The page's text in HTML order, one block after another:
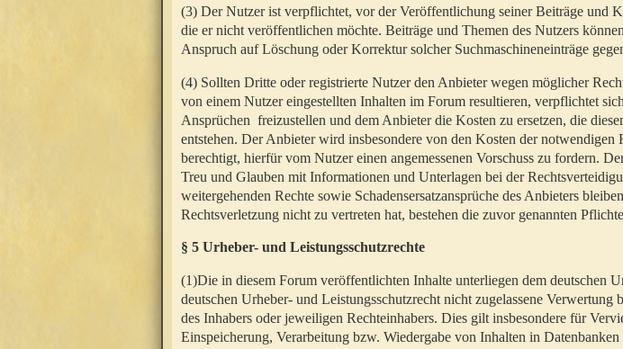
(3) Der Nutzer ist verpflichtet, vor der Veröffentlichung seiner Beiträge und
die er nicht veröffentlichen möchte. Beiträge und Themen des Nutzers
Anspruch auf Löschung oder Korrektur solcher Suchmaschineneinträge
(4) Sollten Dritte oder registrierte Nutzer den Anbieter wegen möglicher
von einem Nutzer eingestellten Inhalten im Forum resultieren, verpflichtet
Ansprüchen freizustellen und dem Anbieter die Kosten zu ersetzen, die
entstehen. Der Anbieter wird insbesondere von den Kosten der
berechtigt, hierfür vom Nutzer einen angemessenen Vorschuss zu fordern.
Treu und Glauben mit Informationen und Unterlagen bei der
weitergehenden Rechte sowie Schadensersatzansprüche des Anbieters
Rechtsverletzung nicht zu vertreten hat, bestehen die zuvor genannten
§ 5 Urheber- und Leistungsschutzrechte
(1)Die in diesem Forum veröffentlichten Inhalte unterliegen dem deutschen
deutschen Urheber- und Leistungsschutzrecht nicht zugelassene
des Inhabers oder jeweiligen Rechteinhabers. Dies gilt insbesondere für
Einspeicherung, Verarbeitung bzw. Wiedergabe von Inhalten in